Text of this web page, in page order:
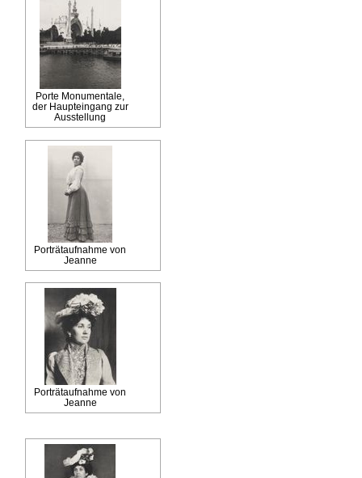
Porte Monumentale,
der Haupteingang zur
Ausstellung
Porträtaufnahme von
Jeanne
Porträtaufnahme von
Jeanne